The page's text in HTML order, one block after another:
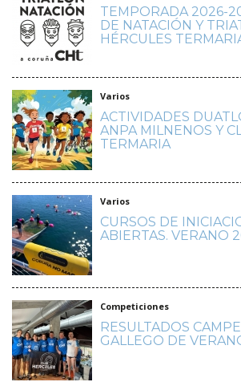
TEMPORADA 2026-
DE NATACIÓN Y
HÉRCULES
Varios
ACTIVIDADES
ANPA MILNENOS Y
TERMARIA
Varios
CURSOS DE
ABIERTAS. VERANO
Competiciones
RESULTADOS
GALLEGO DE